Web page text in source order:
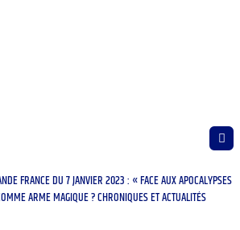
FRANCE DU 7 JANVIER 2023 : « FACE AUX APOCALYPSES
ARME MAGIQUE ? CHRONIQUES ET ACTUALITÉS